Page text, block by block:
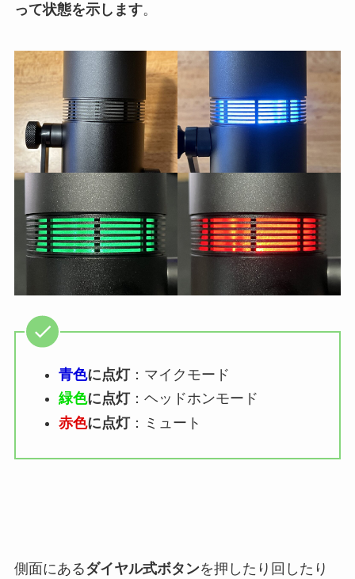
って状態を示します。
青色に点灯：マイクモード
緑色に点灯：ヘッドホンモード
赤色に点灯：ミュート
側面にあるダイヤル式ボタンを押したり回したり